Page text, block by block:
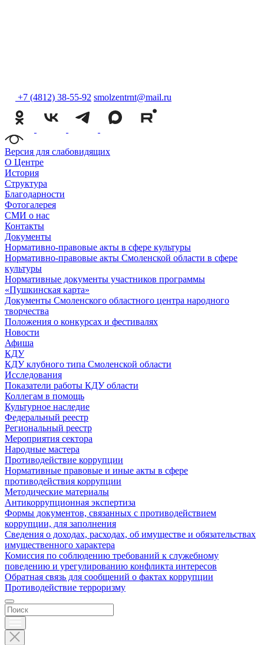
+7 (4812) 38-55-92 smolzentrnt@mail.ru
Версия для слабовидящих
О Центре
История
Структура
Благодарности
Фотогалерея
СМИ о нас
Контакты
Документы
Нормативно-правовые акты в сфере культуры
Нормативно-правовые акты Смоленской области в сфере
культуры
Нормативные документы участников программы
«Пушкинская карта»
Документы Смоленского областного центра народного
творчества
Положения о конкурсах и фестивалях
Новости
Афиша
КДУ
КДУ клубного типа Смоленской области
Исследования
Показатели работы КДУ области
Коллегам в помощь
Культурное наследие
Федеральный реестр
Региональный реестр
Мероприятия сектора
Народные мастера
Противодействие коррупции
Нормативные правовые и иные акты в сфере
противодействия коррупции
Методические материалы
Антикоррупционная экспертиза
Формы документов, связанных с противодействием
коррупции, для заполнения
Сведения о доходах, расходах, об имуществе и обязательствах
имущественного характера
Комиссия по соблюдению требований к служебному
поведению и урегулированию конфликта интересов
Обратная связь для сообщений о фактах коррупции
Противодействие терроризму